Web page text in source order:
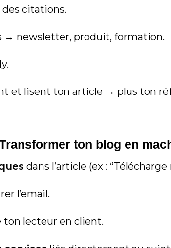
des citations.
→ newsletter, produit, formation.
et lisent ton article → plus ton
ton blog en
dans l’article (ex :
l’email.
lecteur en client.